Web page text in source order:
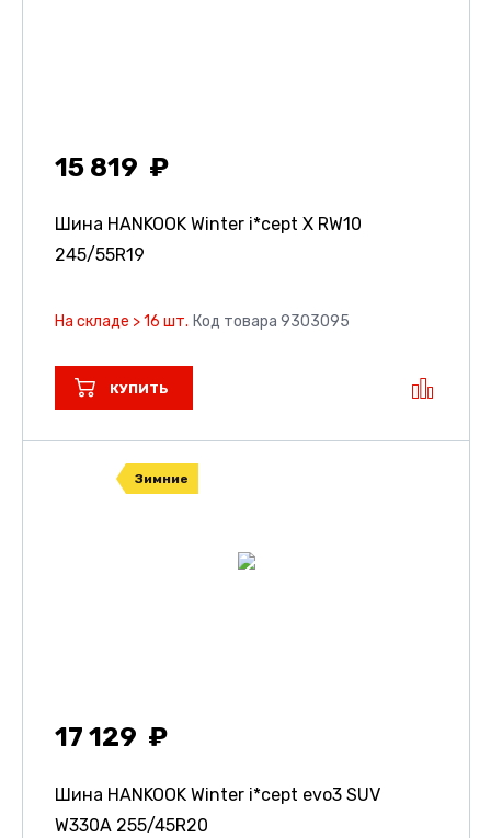
15 819
Шина HANKOOK Winter i*cept X RW10
245/55R19
На складе > 16 шт. Код товара 9303095
КУПИТЬ
Зимние
17 129
Шина HANKOOK Winter i*cept evo3 SUV
W330A 255/45R20